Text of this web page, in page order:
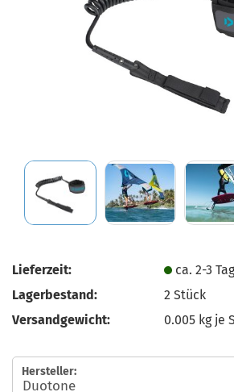
Lieferzeit:
ca. 2-3
Lagerbestand:
2Stück
Versandgewicht:
0.005 kg je
Hersteller: